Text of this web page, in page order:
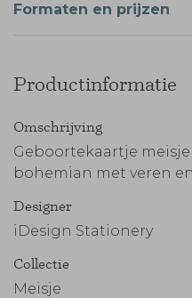
Formaten en prijzen
Productinformatie
Omschrijving
Geboortekaartje
bohemian met veren
Designer
iDesign Stationery
Collectie
Meisje